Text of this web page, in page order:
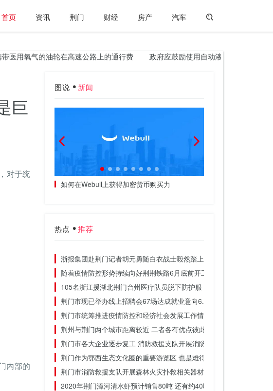
首页 资讯 荆门 财经 房产 汽车
氧气的油轮在高速公路上的通行费 政府应鼓励使用自动液化石油气：IAC
巨
对于统
内部的
图说 新闻
如何在Webull上获得加密货币购买力
热点 推荐
浙报集团赴荆门记者胡元勇随白衣战士毅然踏上征途
随着疫情防控形势持续向好荆荆铁路6月底前开工
105名浙江援湖北荆门台州医疗队员脱下防护服 告别荆门的云彩启程
荆门市现已举办线上招聘会67场达成就业意向6.2万人
荆门市统筹推进疫情防控和经济社会发展工作情况
荆州与荆门两个城市距离较近 二者各有优点彼此之间差别不大
荆门市各大企业逐步复工 消防救援支队开展消防演练
荆门作为鄂西生态文化圈的重要游览区 也是难得的旅游胜地
荆门市消防救援支队开展森林火灾扑救相关器材装备学习
2020年荆门漳河清水虾预计销售80吨 还有约40吨待销